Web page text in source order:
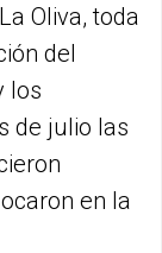
Oliva, toda
del
los
de julio las
en la